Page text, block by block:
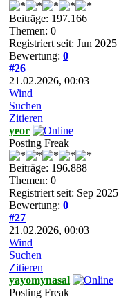
Beiträge: 197.166
Themen: 0
Registriert seit: Jun 2025
Bewertung: 0
#26
21.02.2026, 00:03
Wind
Suchen
Zitieren
yeor
Posting Freak
Beiträge: 196.888
Themen: 0
Registriert seit: Sep 2025
Bewertung: 0
#27
21.02.2026, 00:03
Wind
Suchen
Zitieren
yayomynasal
Posting Freak